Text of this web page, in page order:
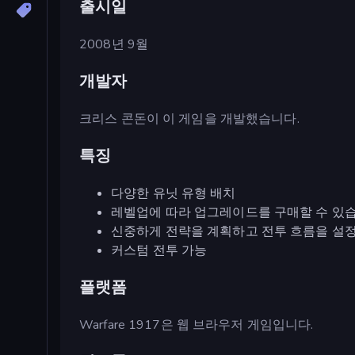
출시일
2008년 9월
개발자
크리스 콘돈이 이 게임을 개발했습니다.
특징
다양한 유닛 유형 배치
레벨업에 따라 업그레이드를 구매할 수 있
신중하게 전략을 계획하고 전투 흐름을 설
커스텀 전투 가능
플랫폼
Warfare 1917은 웹 브라우저 게임입니다.